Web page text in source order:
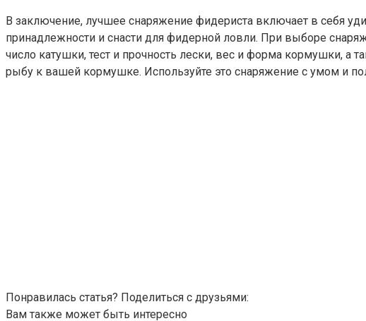
В заключение, лучшее снаряжение фидериста включает в себя
принадлежности и снасти для фидерной ловли. При выборе
число катушки, тест и прочность лески, вес и форма кормушки, а
рыбу к вашей кормушке. Используйте это снаряжение с умом и
Понравилась статья? Поделиться с друзьями:
Вам также может быть интересно